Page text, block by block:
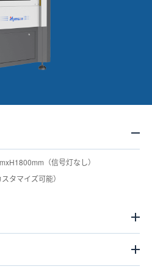
（信号灯なし）
タマイズ可能）